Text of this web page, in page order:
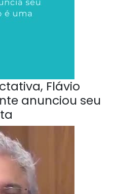
Flávio
anunciou seu